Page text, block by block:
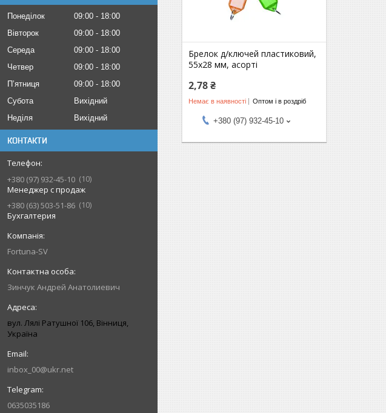
Понеділок 09:00
18:00
Вівторок
09:00
18:00
Середа
09:00
18:00
Четвер
09:00
18:00
Пʼятниця
09:00
18:00
Субота
Вихідний
Неділя
Вихідний
КОНТАКТИ
+380 (97) 932-45-10
10
Менеджер с продаж
+380 (63) 503-51-86
10
Бухгалтерия
Fortuna-SV
Зинчук Андрей Анатолиевич
вул. Лялі Ратушної 106, Вінниця,
Україна
inbox_00@ukr.net
0635035186
Брелок д/ключей пластиковий,
55x28 мм, асорті
2,78 ₴
Немає в наявності Оптом і в роздріб
+380 (97) 932-45-10